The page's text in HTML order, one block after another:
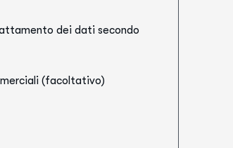
dei dati secondo
(facoltativo)